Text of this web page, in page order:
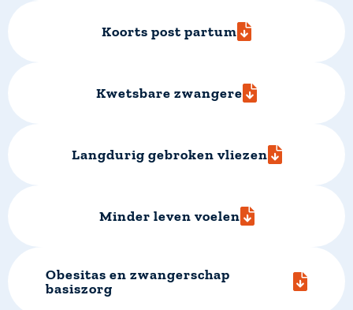
Koorts post partum
Kwetsbare zwangere
Langdurig gebroken vliezen
Minder leven voelen
Obesitas en zwangerschap
basiszorg